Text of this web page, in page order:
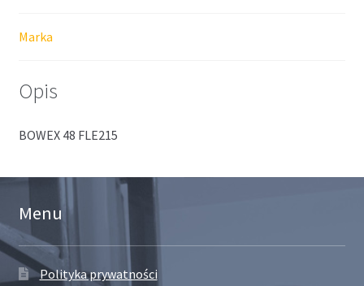
Marka
Opis
BOWEX 48 FLE215
Menu
Polityka prywatności